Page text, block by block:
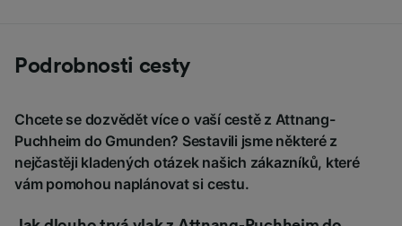
Podrobnosti cesty
Chcete se dozvědět více o vaší cestě z Attnang-
Puchheim do Gmunden? Sestavili jsme některé z
nejčastěji kladených otázek našich zákazníků, které
vám pomohou naplánovat si cestu.